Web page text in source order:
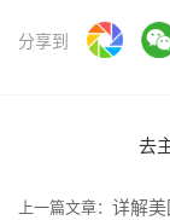
分享到
去
上一篇文章： 详解